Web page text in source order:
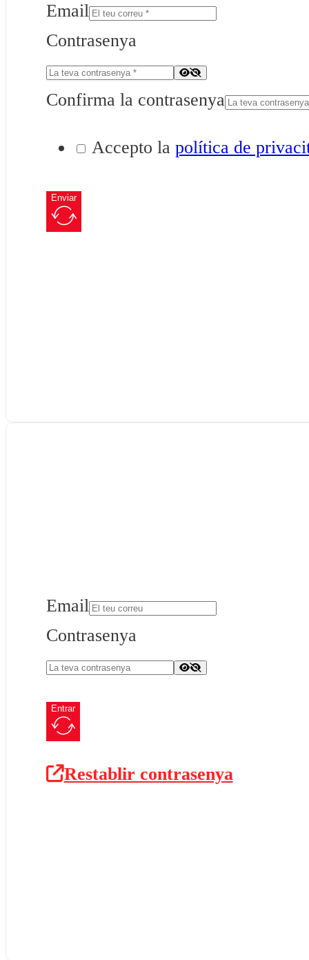
Email
Contrasenya
Confirma la contrasenya
Accepto la política de
Enviar
Email
Contrasenya
Entrar
Restablir contrasenya